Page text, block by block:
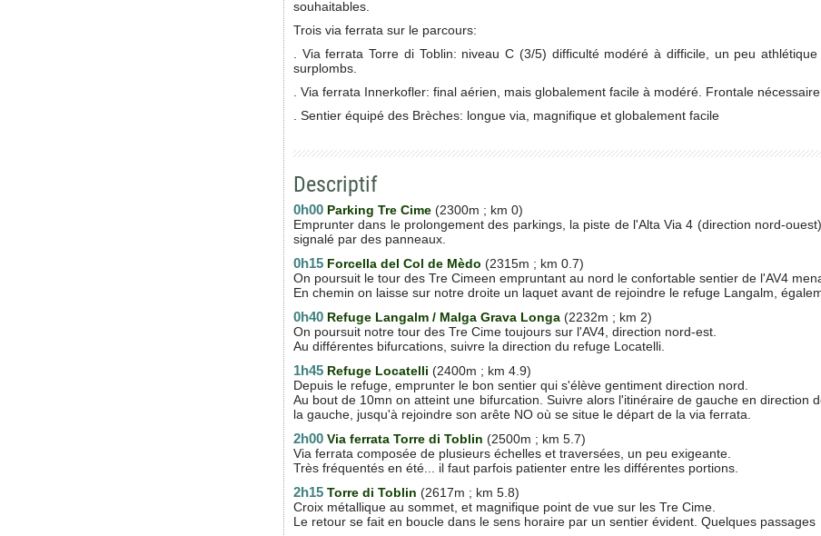
souhaitables.
Trois via ferrata sur le parcours:
. Via ferrata Torre di Toblin: niveau C (3/5) difficulté modéré à difficile, un peu
surplombs.
. Via ferrata Innerkofler: final aérien, mais globalement facile à modéré. Frontale
. Sentier équipé des Brèches: longue via, magnifique et globalement facile
Descriptif
0h00 Parking Tre Cime (2300m ; km 0)
Emprunter dans le prolongement des parkings, la piste de l'Alta Via 4 (direction nord-
signalé par des panneaux.
0h15 Forcella del Col de Mèdo (2315m ; km 0.7)
On poursuit le tour des Tre Cimeen empruntant au nord le confortable sentier de l'AV4
En chemin on laisse sur notre droite un laquet avant de rejoindre le refuge Langalm,
0h40 Refuge Langalm / Malga Grava Longa (2232m ; km 2)
On poursuit notre tour des Tre Cime toujours sur l'AV4, direction nord-est.
Au différentes bifurcations, suivre la direction du refuge Locatelli.
1h45 Refuge Locatelli (2400m ; km 4.9)
Depuis le refuge, emprunter le bon sentier qui s'élève gentiment direction nord.
Au bout de 10mn on atteint une bifurcation. Suivre alors l'itinéraire de gauche en direction
la gauche, jusqu'à rejoindre son arête NO où se situe le départ de la via ferrata.
2h00 Via ferrata Torre di Toblin (2500m ; km 5.7)
Via ferrata composée de plusieurs échelles et traversées, un peu exigeante.
Très fréquentés en été... il faut parfois patienter entre les différentes portions.
2h15 Torre di Toblin (2617m ; km 5.8)
Croix métallique au sommet, et magnifique point de vue sur les Tre Cime.
Le retour se fait en boucle dans le sens horaire par un sentier évident. Quelques